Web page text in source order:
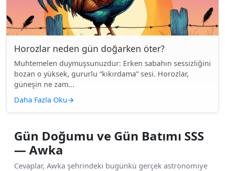
Horozlar neden gün doğarken öter?
Muhtemelen duymuşsunuzdur: Erken sabahın sessizliğini
bozan o yüksek, gururlu “kıkırdama” sesi. Horozlar,
güneşin ne zam...
Daha Fazla Oku→
Gün Doğumu ve Gün Batımı SSS
— Awka
Cevaplar, Awka şehrindeki bugünkü gerçek astronomiye